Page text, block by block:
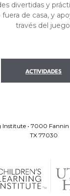
divertidas y
fuera de casa, y
través del
ACTIVIDADES
Institute • 7000 Fannin
TX 77030